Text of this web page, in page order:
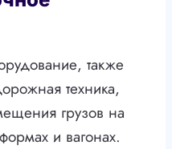
также
техника,
грузов на
и вагонах.